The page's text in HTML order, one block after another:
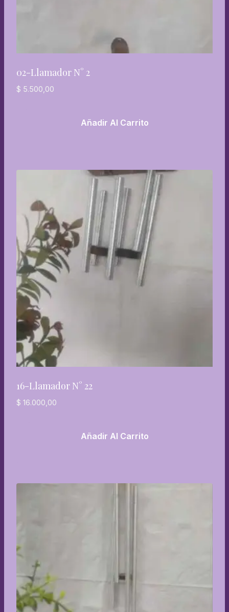
02-Llamador N° 2
$ 5.500,00
Añadir Al Carrito
16-Llamador N° 22
$ 16.000,00
Añadir Al Carrito